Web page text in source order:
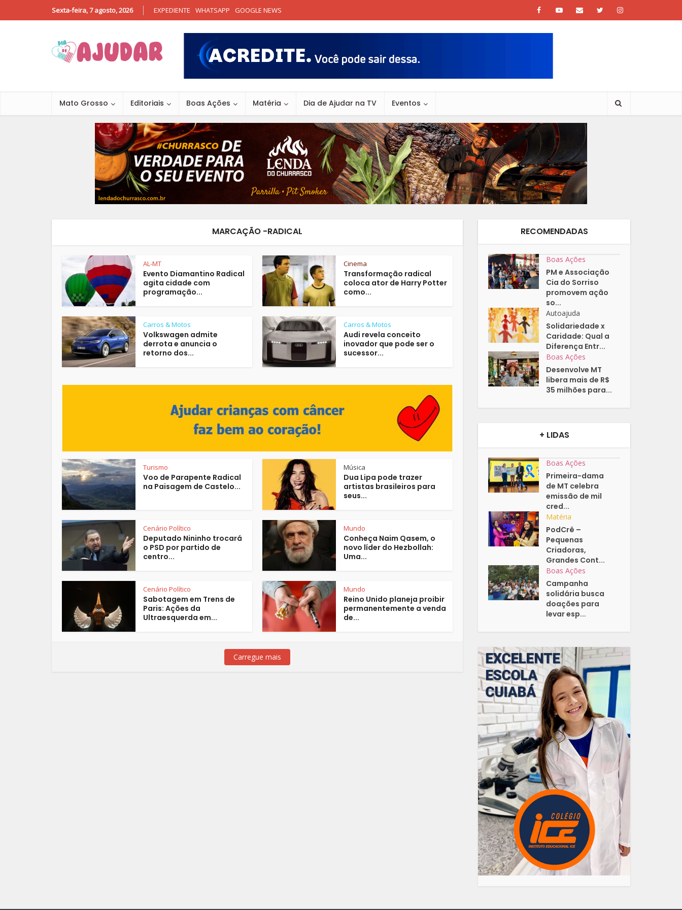
Sexta-feira, 7 agosto, 2026 EXPEDIENTE WHATSAPP GOOGLE NEWS
Mato Grosso Editoriais Boas Ações Matéria Dia de Ajudar na TV Eventos
MARCAÇÃO -RADICAL
AL-MT
Evento Diamantino Radical
agita cidade com
programação...
Cinema
Transformação radical
coloca ator de Harry Potter
como...
Carros & Motos
Volkswagen admite
derrota e anuncia o
retorno dos...
Carros & Motos
Audi revela conceito
inovador que pode ser o
sucessor...
Turismo
Voo de Parapente Radical
na Paisagem de Castelo...
Música
Dua Lipa pode trazer
artistas brasileiros para
seus...
Cenário Político
Deputado Nininho trocará
o PSD por partido de
centro...
Mundo
Conheça Naim Qasem, o
novo líder do Hezbollah:
Uma...
Cenário Político
Sabotagem em Trens de
Paris: Ações da
Ultraesquerda em...
Mundo
Reino Unido planeja proibir
permanentemente a venda
de...
Carregue mais
RECOMENDADAS
Boas Ações
PM e Associação
Cia do Sorriso
promovem ação
so...
Autoajuda
Solidariedade x
Caridade: Qual a
Diferença Entr...
Boas Ações
Desenvolve MT
libera mais de R$
35 milhões para...
+ LIDAS
Boas Ações
Primeira-dama
de MT celebra
emissão de mil
cred...
Matéria
PodCrê –
Pequenas
Criadoras,
Grandes Cont...
Boas Ações
Campanha
solidária busca
doações para
levar esp...